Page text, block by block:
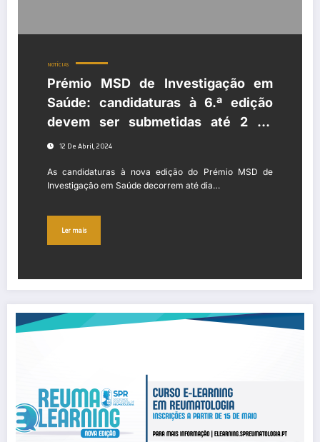
NOTÍCIAS
Prémio MSD de Investigação em
Saúde: candidaturas à 6.ª edição
devem ser submetidas até 2 de
maio
12 De Abril, 2024
As candidaturas à nova edição do Prémio MSD de
Investigação em Saúde decorrem até dia…
Ler mais